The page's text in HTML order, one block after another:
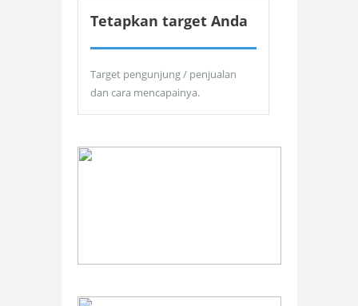
Tetapkan target Anda
Target pengunjung / penjualan
dan cara mencapainya.